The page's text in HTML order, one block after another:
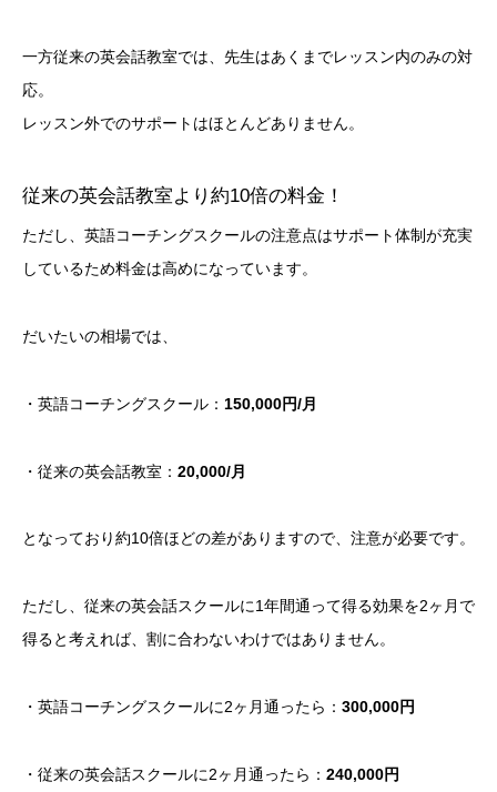
一方従来の英会話教室では、先生はあくまでレッスン内のみの対
応。
レッスン外でのサポートはほとんどありません。
従来の英会話教室より約10倍の料金！
ただし、英語コーチングスクールの注意点はサポート体制が充実
しているため料金は高めになっています。
だいたいの相場では、
・英語コーチングスクール： 150,000円/月
・従来の英会話教室： 20,000/月
となっており約10倍ほどの差がありますので、注意が必要です。
ただし、従来の英会話スクールに1年間通って得る効果を2ヶ月で
得ると考えれば、割に合わないわけではありません。
・英語コーチングスクールに2ヶ月通ったら： 300,000円
・従来の英会話スクールに2ヶ月通ったら： 240,000円